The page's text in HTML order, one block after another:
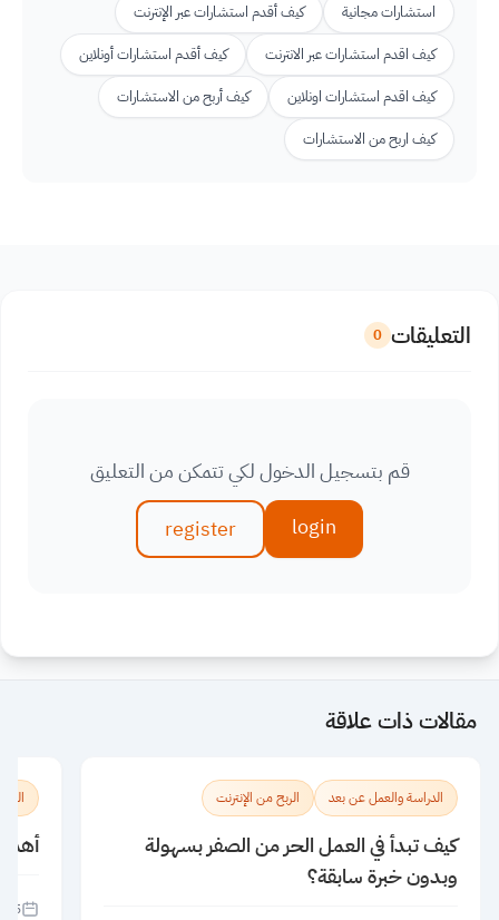
استشارات مجانية
كيف أقدم استشارات عبر الإنترنت
كيف اقدم استشارات عبر الانترنت
كيف أقدم استشارات أونلاين
كيف اقدم استشارات اونلاين
كيف أربح من الاستشارات
كيف اربح من الاستشارات
التعليقات 0
قم بتسجيل الدخول لكي تتمكن من التعليق
login
register
مقالات ذات علاقة
الدراسة والعمل عن بعد الربح من الإنترنت
كيف تبدأ في العمل الحر من الصفر بسهولة
وبدون خبرة سابقة؟
أهم